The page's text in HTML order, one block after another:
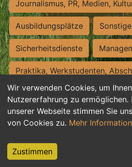
Wir verwenden Cookies, um
Nutzererfahrung zu ermöglichen.
unserer Webseite stimmen Sie
von Cookies zu. Mehr
Zustimmen
Journalismus, PR, Medien,
Ausbildungsplätze
Sicherheitsdienste
Praktika, Werkstudenten,
Personalwesen Assistenz,
Hilfskräfte, Aushilfs- und
Weiterbildung, Studium, duale